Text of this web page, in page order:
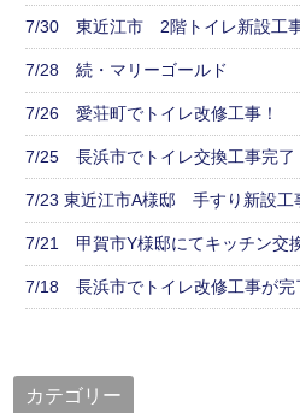
7/30 東近江市 2階トイレ新設工事
7/28 続・マリーゴールド
7/26 愛荘町でトイレ改修工事！
7/25 長浜市でトイレ交換工事完了
7/23 東近江市A様邸 手すり新設工
7/21 甲賀市Y様邸にてキッチン交
7/18 長浜市でトイレ改修工事が完
カテゴリー